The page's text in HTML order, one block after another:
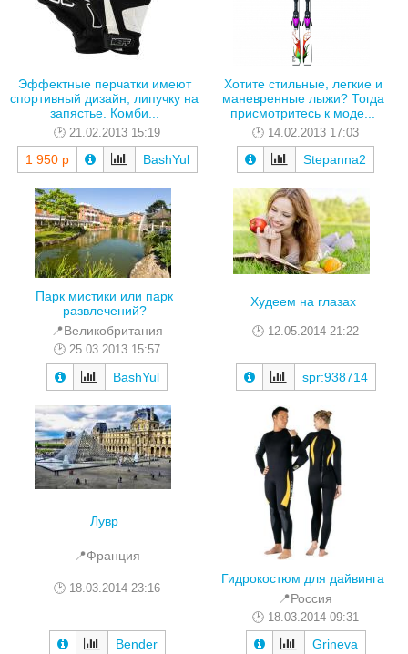
Эффектные перчатки имеют
спортивный дизайн, липучку на
запястье. Комби...
21.02.2013 15:19
1 950 р BashYul
Хотите стильные, легкие и
маневренные лыжи? Тогда
присмотритесь к моде...
14.02.2013 17:03
Stepanna2
Парк мистики или парк
развлечений?
📍Великобритания
25.03.2013 15:57
BashYul
Худеем на глазах
12.05.2014 21:22
spr:938714
Лувр
📍Франция
18.03.2014 23:16
Bender
Гидрокостюм для дайвинга
📍Россия
18.03.2014 09:31
Grineva